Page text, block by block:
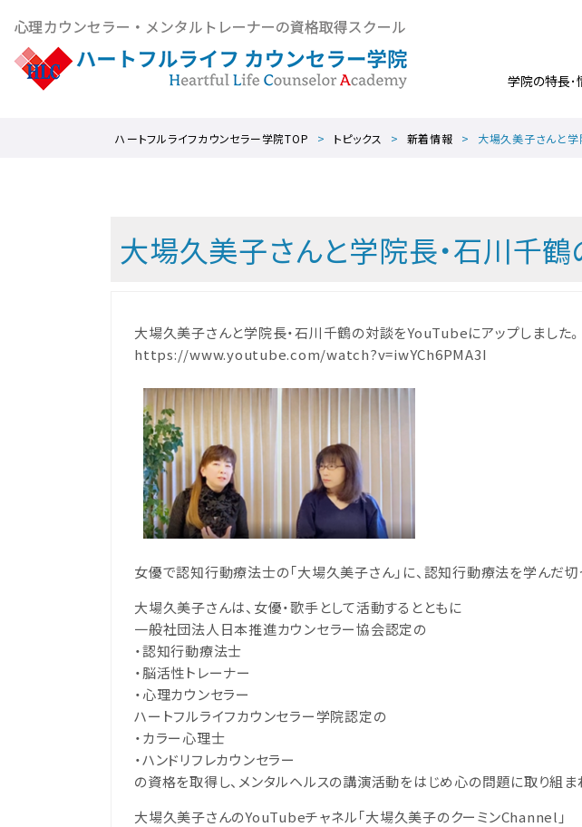
学院の特長･
ハートフルライフカウンセラー学院TOP トピックス 新着情報 大場久美子さんと学
大場久美子さんと学院長・石川千
大場久美子さんと学院長・石川千鶴の対談をYouTubeにアップしました。
https://www.youtube.com/watch?v=iwYCh6PMA3I
女優で認知行動療法士の「大場久美子さん」に、認知行動療法を学んだ切
大場久美子さんは、女優・歌手として活動するとともに
一般社団法人日本推進カウンセラー協会認定の
・認知行動療法士
・脳活性トレーナー
・心理カウンセラー
ハートフルライフカウンセラー学院認定の
・カラー心理士
・ハンドリフレカウンセラー
の資格を取得し、メンタルヘルスの講演活動をはじめ心の問題に取り組ま
大場久美子さんのYouTubeチャネル「大場久美子のクーミンChannel」